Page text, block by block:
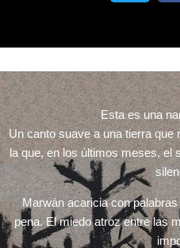
Esta es una
Un canto suave a una tierra que
la que, en los últimos meses, el
Marwán acaricia con
pena. El miedo atroz entre las